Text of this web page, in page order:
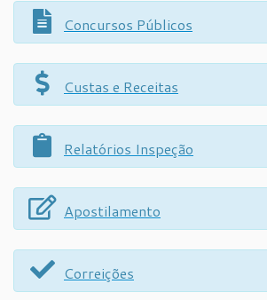
Concursos Públicos
Custas e Receitas
Relatórios Inspeção
Apostilamento
Correições